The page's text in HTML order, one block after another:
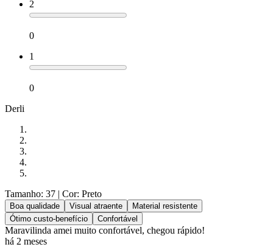
2
0
1
0
Derli
Tamanho: 37 | Cor: Preto
Boa qualidade Visual atraente
Material resistente
Ótimo custo-benefício
Confortável
Maravilinda amei muito confortável, chegou rápido!
há 2 meses